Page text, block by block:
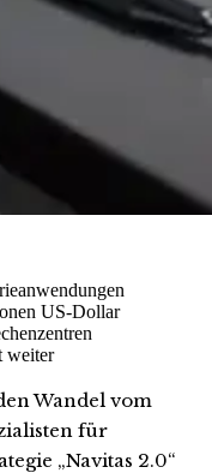
US-Dollar
weiter
Wandel vom
für
„Navitas 2.0“